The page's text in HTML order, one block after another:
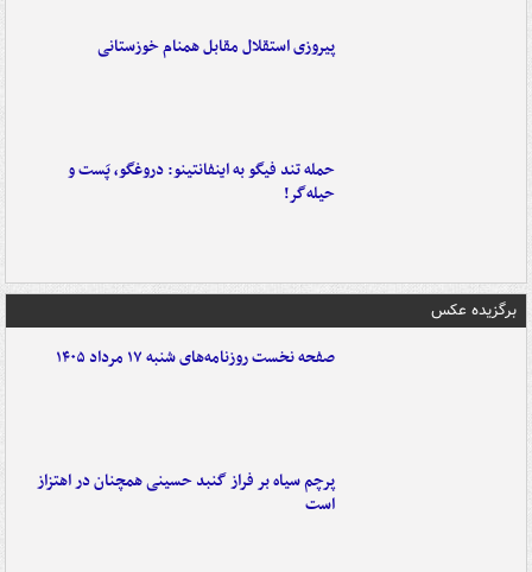
پیروزی استقلال مقابل همنام خوزستانی
حمله تند فیگو به اینفانتینو: دروغگو، پَست‌ و
حیله‌گر!
برگزیده عکس
صفحه نخست روزنامه‌های شنبه ۱۷ مرداد ۱۴۰۵
پرچم سیاه بر فراز گنبد حسینی همچنان در اهتزاز
است